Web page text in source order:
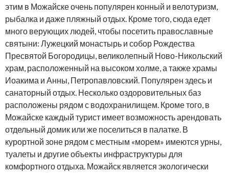
этим в Можайске очень популярен конный и велотуризм,
рыбалка и даже пляжный отдых. Кроме того, сюда едет
много верующих людей, чтобы посетить православные
святыни: Лужецкий монастырь и собор Рождества
Пресвятой Богородицы, великолепный Ново-Никольский
храм, расположенный на высоком холме, а также храмы
Иоакима и Анны, Петропавловский. Популярен здесь и
санаторный отдых. Несколько оздоровительных баз
расположены рядом с водохранилищем. Кроме того, в
Можайске каждый турист имеет возможность арендовать
отдельный домик или же поселиться в палатке. В
курортной зоне рядом с местным «морем» имеются урны,
туалеты и другие объекты инфраструктуры для
комфортного отдыха. Можайск является экологически